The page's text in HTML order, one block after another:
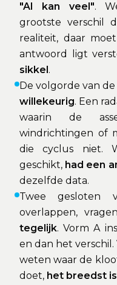
"AI kan veel".
grootste verschil
realiteit, daar
antwoord ligt
sikkel.
De volgorde van
willekeurig. Een
waarin de
windrichtingen of
die cyclus niet.
geschikt, had een
dezelfde data.
Twee gesloten
overlappen,
tegelijk. Vorm A
en dan het verschil.
weten waar de
doet, het breedst is